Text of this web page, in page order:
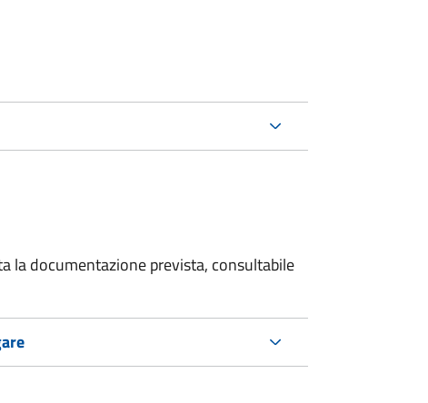
la documentazione prevista, consultabile